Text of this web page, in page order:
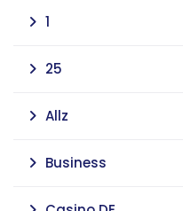
1
25
Allz
Business